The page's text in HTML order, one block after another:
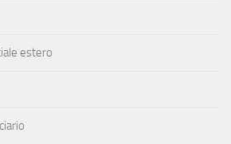
estero